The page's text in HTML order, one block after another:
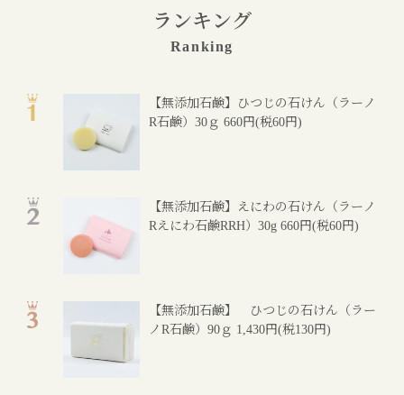
ランキング
Ranking
【無添加石鹸】ひつじの石けん（ラーノ
R石鹸）30ｇ 660円(税60円)
【無添加石鹸】えにわの石けん（ラーノ
Rえにわ石鹸RRH）30g 660円(税60円)
【無添加石鹸】 ひつじの石けん（ラー
ノR石鹸）90ｇ 1,430円(税130円)